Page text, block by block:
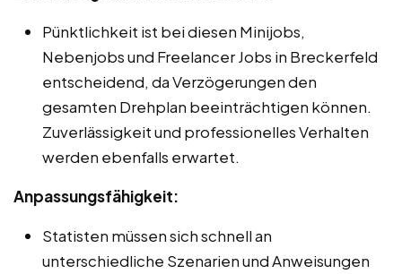
Pünktlichkeit ist bei diesen Minijobs,
Nebenjobs und Freelancer Jobs in Breckerfeld
entscheidend, da Verzögerungen den
gesamten Drehplan beeinträchtigen können.
Zuverlässigkeit und professionelles Verhalten
werden ebenfalls erwartet.
Anpassungsfähigkeit:
Statisten müssen sich schnell an
unterschiedliche Szenarien und Anweisungen